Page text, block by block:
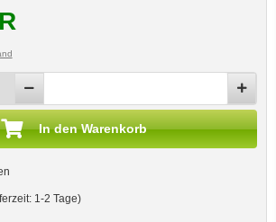
In den Warenkorb
1-2 Tage)